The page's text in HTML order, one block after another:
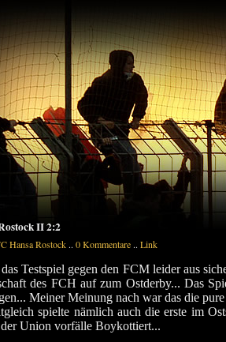
II 2:2
Hansa Rostock.. 0 Kommentare.. Link
Testspiel gegen den FCM leider aus
des FCH auf zum Ostderby... Das
Meiner Meinung nach war das die
spielte nämlich auch die erste im
Union vorfälle Boykottiert...